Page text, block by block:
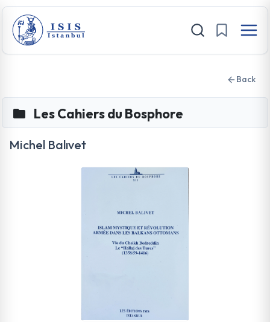
Back
Les Cahiers du Bosphore
Michel Balıvet